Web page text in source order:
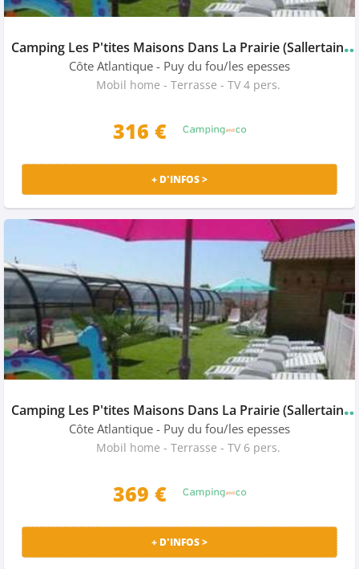
C
amping Les P'tites Maisons Dans La Prairie (Sallertaine à 13km)
Côte Atlantique - Puy du fou/les epesses
Mobil home - Terrasse - TV 4 pers.
316 €
+ D'INFOS >
C
amping Les P'tites Maisons Dans La Prairie (Sallertaine à 13km)
Côte Atlantique - Puy du fou/les epesses
Mobil home - Terrasse - TV 6 pers.
369 €
+ D'INFOS >